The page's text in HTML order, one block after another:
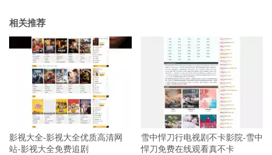
相关推荐
影视大全-影视大全优质高清网
站-影视大全免费追剧
雪中悍刀行电视剧不卡影院-雪中
悍刀免费在线观看真不卡